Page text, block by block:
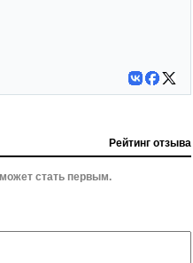
Рейтинг отзыва
стать первым.